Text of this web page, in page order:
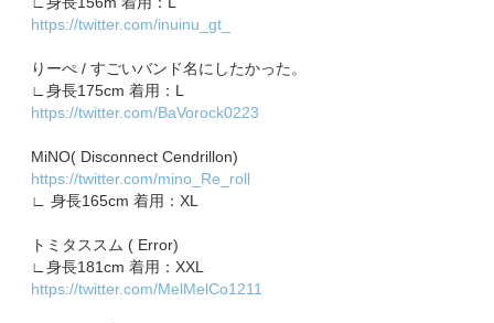
https://twitter.com/inuinu_gt_
​​りーぺ / すごいバンド名にしたかった。
∟身長175cm 着用：L
https://twitter.com/BaVorock0223
MiNO( Disconnect Cendrillon)
https://twitter.com/mino_Re_roll
∟ 身長165cm 着用：XL
トミタススム ( Error)
∟身長181cm 着用：XXL
https://twitter.com/MelMelCo1211